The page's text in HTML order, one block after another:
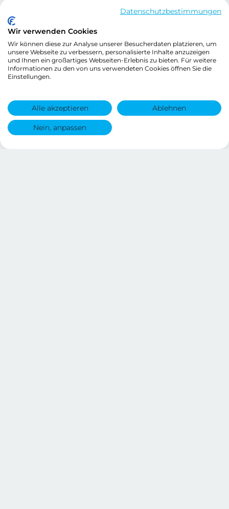
Datenschutzbestimmungen
Wir verwenden Cookies
Wir können diese zur Analyse unserer Besucherdaten platzieren, um
unsere Webseite zu verbessern, personalisierte Inhalte anzuzeigen
und Ihnen ein großartiges Webseiten-Erlebnis zu bieten. Für weitere
Informationen zu den von uns verwendeten Cookies öffnen Sie die
Einstellungen.
Alle akzeptieren Ablehnen
Nein, anpassen